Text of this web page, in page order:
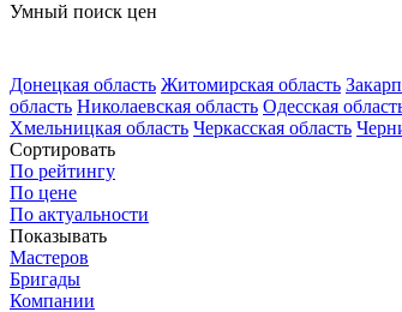
Умный поиск цен
Донецкая область Житомирская область
область Николаевская область Одесская
Хмельницкая область Черкасская область
Сортировать
По рейтингу
По цене
По актуальности
Показывать
Мастеров
Бригады
Компании